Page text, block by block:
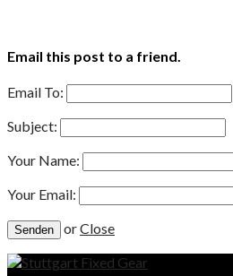
Email this post to a friend.
Email To:
Subject:
Your Name:
Your Email:
orClose